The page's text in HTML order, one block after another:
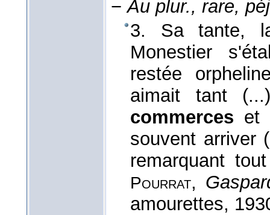
−Au plur., rare,
3. Sa tante,
Monestier
restée
aimait tant
commerces et
souvent arriver
remarquant
Pourrat,
amourettes,